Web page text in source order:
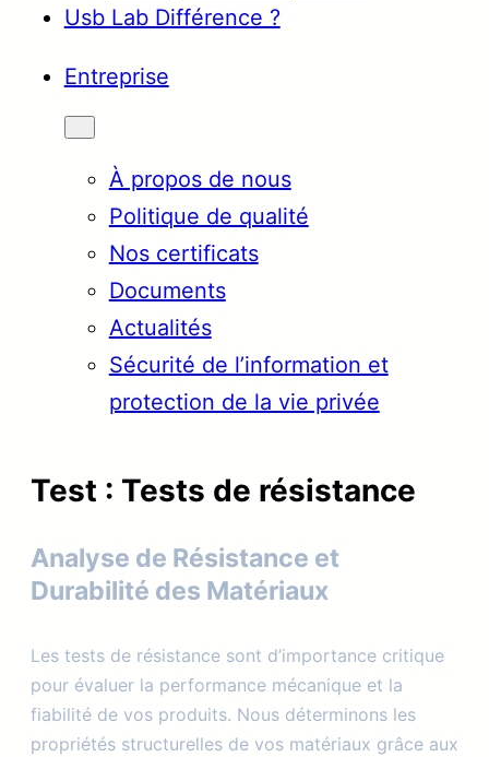
Usb Lab Différence ?
Entreprise
À propos de nous
Politique de qualité
Nos certificats
Documents
Actualités
Sécurité de l’information et
protection de la vie privée
Test : Tests de résistance
Analyse de Résistance et
Durabilité des Matériaux
Les tests de résistance sont d’importance critique
pour évaluer la performance mécanique et la
fiabilité de vos produits. Nous déterminons les
propriétés structurelles de vos matériaux grâce aux